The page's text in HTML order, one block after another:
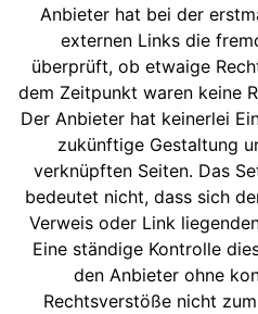
Anbieter hat bei der
externen Links die
überprüft, ob etwaige
dem Zeitpunkt waren keine
Der Anbieter hat keinerlei
zukünftige Gestaltung
verknüpften Seiten. Das
bedeutet nicht, dass sich
Verweis oder Link
Eine ständige Kontrolle
den Anbieter ohne
Rechtsverstöße nicht